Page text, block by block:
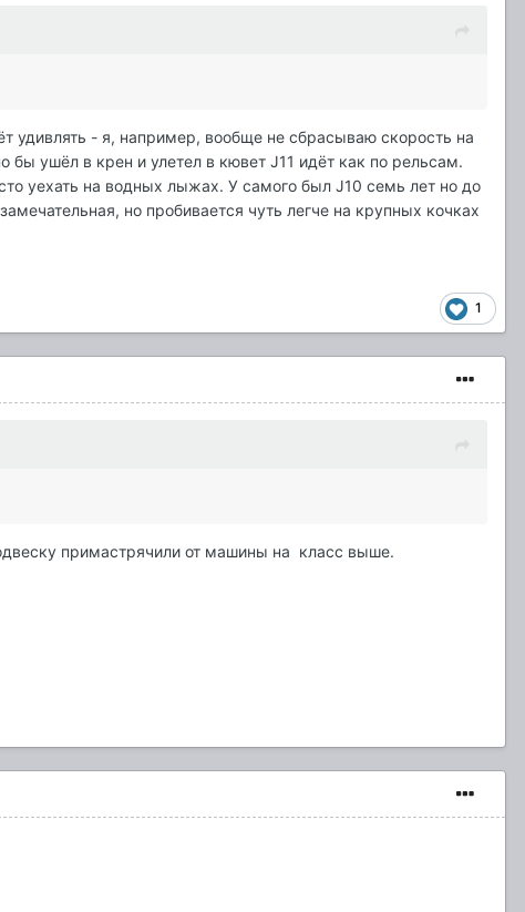
удивлять - я, например, вообще не сбрасываю скорость на
бы ушёл в крен и улетел в кювет J11 идёт как по рельсам.
уехать на водных лыжах. У самого был J10 семь лет но до
но пробивается чуть легче на крупных кочках
1
примастрячили от машины на класс выше.